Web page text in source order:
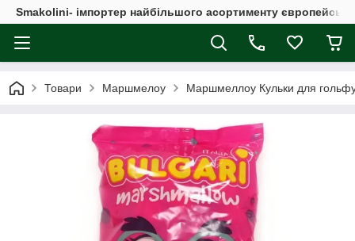
Smakolini- імпортер найбільшого асортименту
Товари Маршмелоу Маршмеллоу Кульки для гольфу